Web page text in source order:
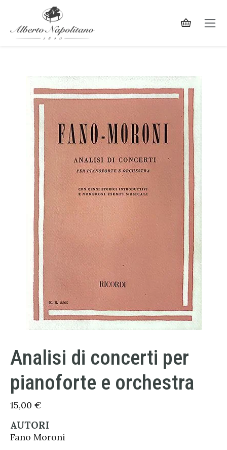
Analisi di concerti per
pianoforte e orchestra
15,00 €
AUTORI
Fano Moroni